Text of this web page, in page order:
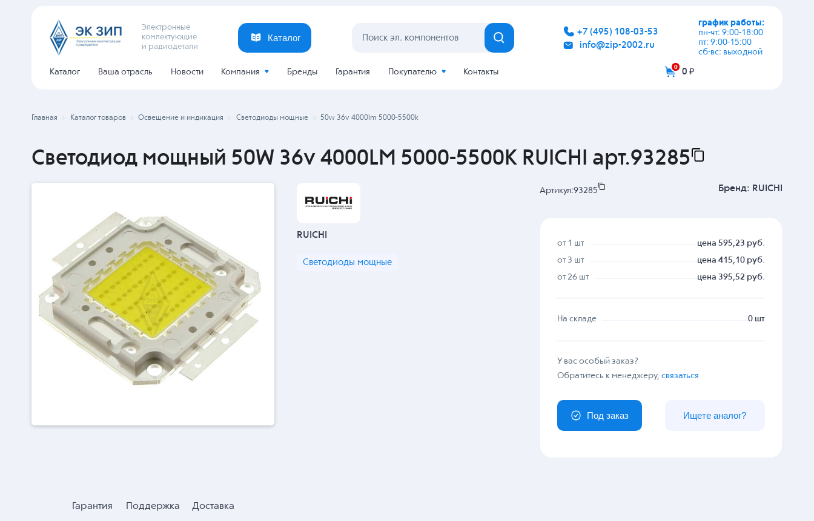
Электронные
комлектующие
и радиодетали
Каталог
+7 (495) 108-03-53
info@zip-2002.ru
график работы:
пн-чт: 9:00-18:00
пт: 9:00-15:00
сб-вс: выходной
Каталог Ваша отрасль Новости Компания Бренды Гарантия Покупателю Контакты
0 0 ₽
Главная Каталог товаров Освещение и индикация Светодиоды мощные 50w 36v 4000lm 5000-5500k
Светодиод мощный 50W 36v 4000LM 5000-5500K RUICHI арт.93285
Гарантия Поддержка Доставка
RUICHI
Светодиоды мощные
Артикул:93285 Бренд: RUICHI
от 1 шт
цена 595,23 руб.
от 3 шт
цена 415,10 руб.
от 26 шт
цена 395,52 руб.
На складе 0 шт
У вас особый заказ?
Обратитесь к менеджеру,связаться
Под заказ Ищете аналог?